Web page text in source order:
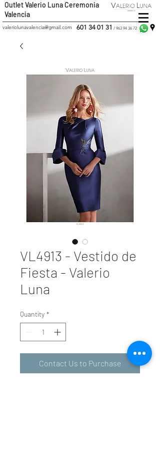
Outlet Valerio Luna Ceremonia
Valencia
601 34 01 31 / 963 94 36 72
valeriolunavalencia@gmail.com
VL4913 - Vestido de
Fiesta - Valerio
Luna
Quantity *
Contact Us to Purchase